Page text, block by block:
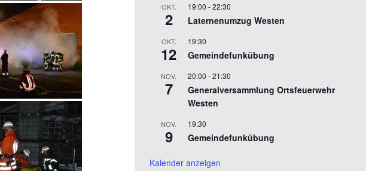
OKT.
2
19:00 -22:30
Laternenumzug Westen
OKT.
12
19:30
Gemeindefunkübung
NOV.
7
20:00 -21:30
Generalversammlung Ortsfeuerwehr
Westen
NOV.
9
19:30
Gemeindefunkübung
Kalender anzeigen